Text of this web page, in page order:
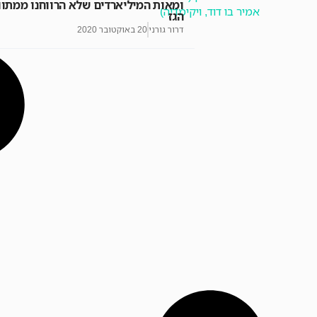
ומאות המיליארדים שלא הרווחנו
הגז
דרור גורני20 באוקטובר 2020